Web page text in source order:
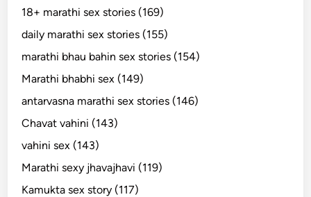
18+ marathi sex stories (169)
daily marathi sex stories (155)
marathi bhau bahin sex stories (154)
Marathi bhabhi sex (149)
antarvasna marathi sex stories (146)
Chavat vahini (143)
vahini sex (143)
Marathi sexy jhavajhavi (119)
Kamukta sex story (117)